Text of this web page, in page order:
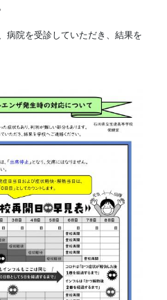
病院を受診していただき、結果を